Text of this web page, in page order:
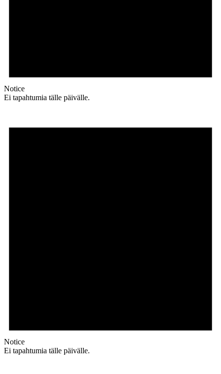
Notice
Ei tapahtumia tälle päivälle.
Notice
Ei tapahtumia tälle päivälle.